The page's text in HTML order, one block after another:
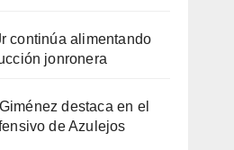
continúa alimentando
jonronera
destaca en el
de Azulejos